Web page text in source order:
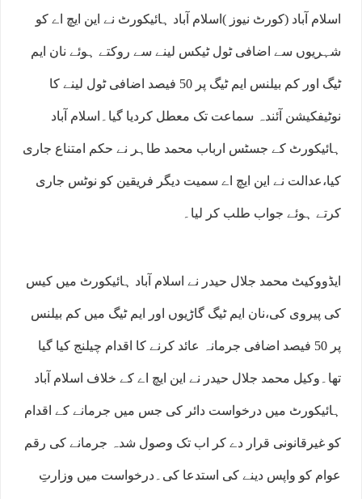
اسلام آباد (کورٹ نیوز )اسلام آباد ہائیکورٹ نے این ایچ اے کو
شہریوں سے اضافی ٹول ٹیکس لینے سے روکتے ہوئے نان ایم
ٹیگ اور کم بیلنس ایم ٹیگ پر 50 فیصد اضافی ٹول لینے کا
نوٹیفکیشن آئندہ سماعت تک معطل کردیا گیا۔اسلام آباد
ہائیکورٹ کے جسٹس ارباب محمد طاہر نے حکم امتناع جاری
کیا،عدالت نے این ایچ اے سمیت دیگر فریقین کو نوٹس جاری
کرتے ہوئے جواب طلب کر لیا۔
ایڈووکیٹ محمد جلال حیدر نے اسلام آباد ہائیکورٹ میں کیس
کی پیروی کی،نان ایم ٹیگ گاڑیوں اور ایم ٹیگ میں کم بیلنس
پر 50 فیصد اضافی جرمانہ عائد کرنے کا اقدام چیلنج کیا گیا
تھا۔وکیل محمد جلال حیدر نے این ایچ اے کے خلاف اسلام آباد
ہائیکورٹ میں درخواست دائر کی جس میں جرمانے کے اقدام
کو غیرقانونی قرار دے کر اب تک وصول شدہ جرمانے کی رقم
عوام کو واپس دینے کی استدعا کی۔درخواست میں وزارتِ